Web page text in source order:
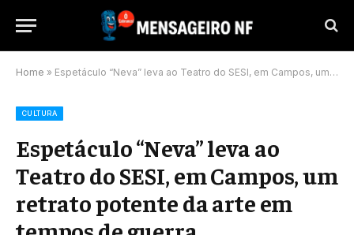
Home » Espetáculo “Neva” leva ao Teatro do SESI, em Campos, um retrato potente da arte em tempos de guerra
CULTURA
Espetáculo “Neva” leva ao
Teatro do SESI, em Campos, um
retrato potente da arte em